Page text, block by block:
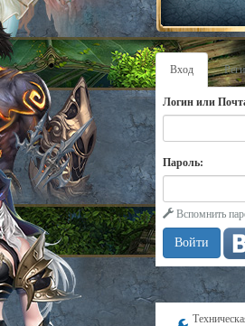
Вход
Логин или
Пароль:
Вспомнить